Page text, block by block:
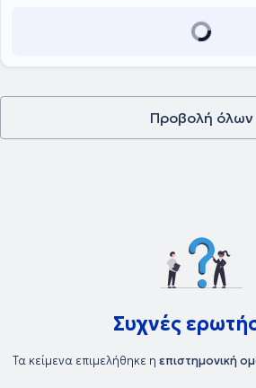
Προβολή όλων
Συχνές
Τα κείμενα επιμελήθηκε η επιστημονική